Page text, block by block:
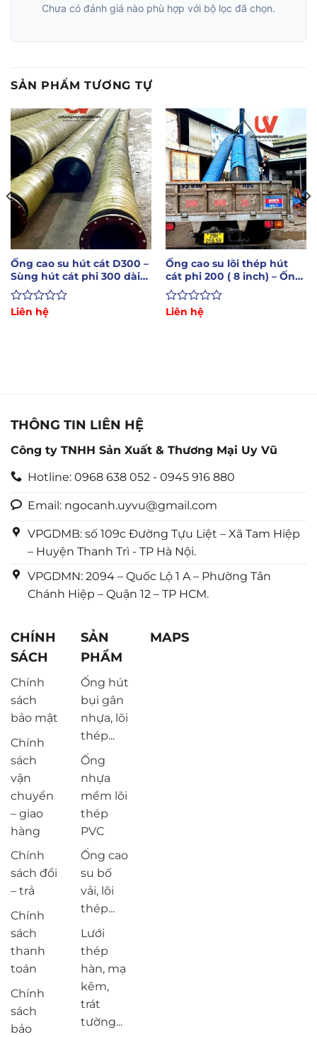
Chưa có đánh giá nào phù hợp với bộ lọc đã chọn.
SẢN PHẨM TƯƠNG TỰ
Ống cao su hút cát D300 –
Sùng hút cát phi 300 dài
6m, 10m, 12m
Được
Liên hệ
Ống cao su lõi thép hút
cát phi 200 ( 8 inch) – Ống
rồng hút cát 200
Được
Liên hệ
THÔNG TIN LIÊN HỆ
Công ty TNHH Sản Xuất & Thương Mại Uy Vũ
Hotline: 0968 638 052 - 0945 916 880
Email: ngocanh.uyvu@gmail.com
VPGDMB: số 109c Đường Tựu Liệt – Xã Tam Hiệp
– Huyện Thanh Trì - TP Hà Nội.
VPGDMN: 2094 – Quốc Lộ 1 A – Phường Tân
Chánh Hiệp – Quận 12 – TP HCM.
CHÍNH
SÁCH
Chính
sách
bảo mật
Chính
sách
vận
chuyển
– giao
hàng
Chính
sách đổi
– trả
Chính
sách
thanh
toán
Chính
sách
bảo
SẢN
PHẨM
Ống hút
bụi gân
nhựa, lõi
thép...
Ống
nhựa
mềm lõi
thép
PVC
Ống cao
su bố
vải, lõi
thép...
Lưới
thép
hàn, mạ
kẽm,
trát
tường...
MAPS